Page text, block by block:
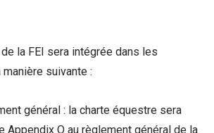
la FEI sera intégrée dans les
suivante :
général : la charte équestre sera
Appendix O au règlement général de la